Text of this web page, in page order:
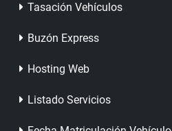
Tasación Vehículos
Buzón Express
Hosting Web
Listado Servicios